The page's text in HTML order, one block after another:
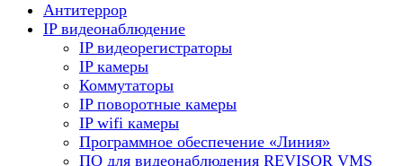
Антитеррор
IP видеонаблюдение
IP видеорегистраторы
IP камеры
Коммутаторы
IP поворотные камеры
IP wifi камеры
Программное обеспечение «Линия»
ПО для видеонаблюдения REVISOR VMS